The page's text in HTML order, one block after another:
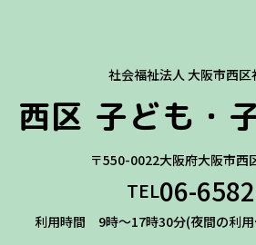
社会福祉法人 大阪市西
西区 子ども・
〒550-0022大阪府大阪市西
TEL06-
利用時間 9時～17時30分(夜間の利